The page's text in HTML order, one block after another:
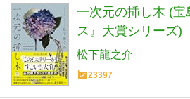
一次元の挿し木 (宝
ス』大賞シリーズ)
松下龍之介
23397